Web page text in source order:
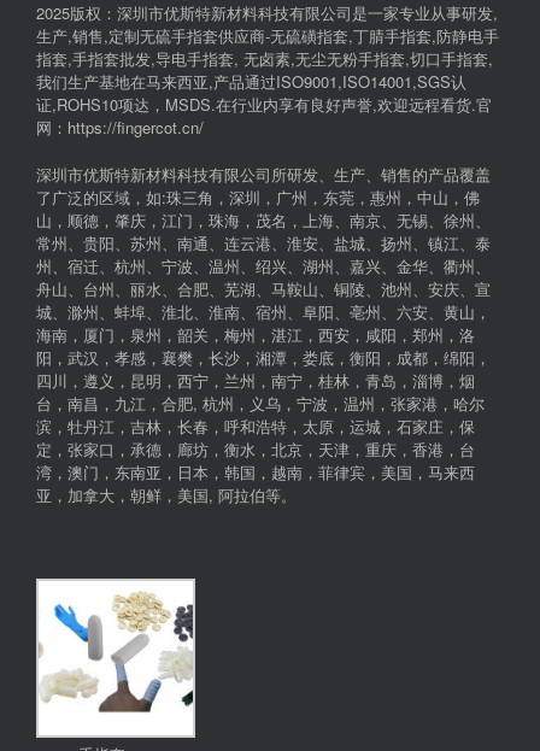
2025版权：深圳市优斯特新材料科技有限公司是一家专业从事研发,
生产,销售,定制无硫手指套供应商-无硫磺指套,丁腈手指套,防静电手
指套,手指套批发,导电手指套, 无卤素,无尘无粉手指套,切口手指套,
我们生产基地在马来西亚,产品通过ISO9001,ISO14001,SGS认
证,ROHS10项达，MSDS.在行业内享有良好声誉,欢迎远程看货.官
网：https://fingercot.cn/
深圳市优斯特新材料科技有限公司所研发、生产、销售的产品覆盖
了广泛的区域，如:珠三角，深圳，广州，东莞，惠州，中山，佛
山，顺德，肇庆，江门，珠海，茂名，上海、南京、无锡、徐州、
常州、贵阳、苏州、南通、连云港、淮安、盐城、扬州、镇江、泰
州、宿迁、杭州、宁波、温州、绍兴、湖州、嘉兴、金华、衢州、
舟山、台州、丽水、合肥、芜湖、马鞍山、铜陵、池州、安庆、宣
城、滁州、蚌埠、淮北、淮南、宿州、阜阳、亳州、六安、黄山，
海南，厦门，泉州，韶关，梅州，湛江，西安，咸阳，郑州，洛
阳，武汉，孝感，襄樊，长沙，湘潭，娄底，衡阳，成都，绵阳，
四川，遵义，昆明，西宁，兰州，南宁，桂林，青岛，淄博，烟
台，南昌，九江，合肥, 杭州，义乌，宁波，温州，张家港，哈尔
滨，牡丹江，吉林，长春，呼和浩特，太原，运城，石家庄，保
定，张家口，承德，廊坊，衡水，北京，天津，重庆，香港，台
湾，澳门，东南亚，日本，韩国，越南，菲律宾，美国，马来西
亚，加拿大，朝鲜，美国, 阿拉伯等。